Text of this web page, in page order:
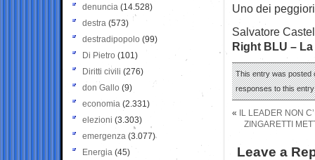
Uno dei
Salvatore
Right BLU –
This entry was posted
responses to this
«
IL LEADER NON
ZINGARETTI
Leave a
denuncia (14.528)
destra (573)
destradipopolo (99)
Di Pietro (101)
Diritti civili (276)
don Gallo (9)
economia (2.331)
elezioni (3.303)
emergenza (3.077)
Energia (45)